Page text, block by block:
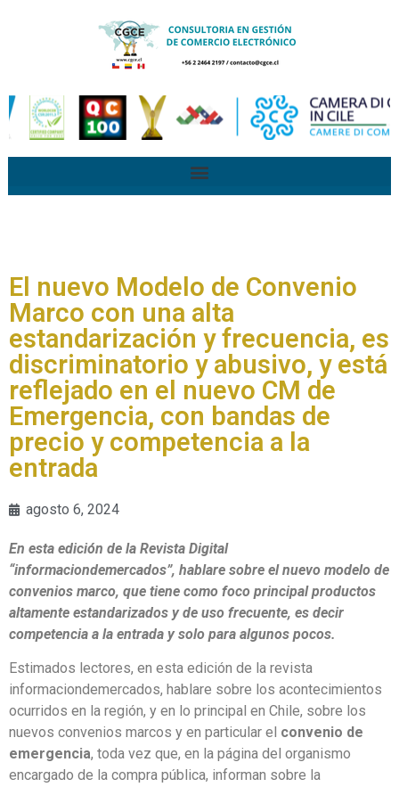
El nuevo Modelo de Convenio
Marco con una alta
estandarización y frecuencia, es
discriminatorio y abusivo, y está
reflejado en el nuevo CM de
Emergencia, con bandas de
precio y competencia a la
entrada
agosto 6, 2024
En esta edición de la Revista Digital
“informaciondemercados”, hablare sobre el nuevo modelo de
convenios marco, que tiene como foco principal productos
altamente estandarizados y de uso frecuente, es decir
competencia a la entrada y solo para algunos pocos.
Estimados lectores, en esta edición de la revista
informaciondemercados, hablare sobre los acontecimientos
ocurridos en la región, y en lo principal en Chile, sobre los
nuevos convenios marcos y en particular el convenio de
emergencia, toda vez que, en la página del organismo
encargado de la compra pública, informan sobre la